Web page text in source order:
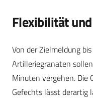
Flexibilität
Von der Zielmeldung
Artilleriegranaten
Minuten vergehen. Die
Gefechts lässt derartig